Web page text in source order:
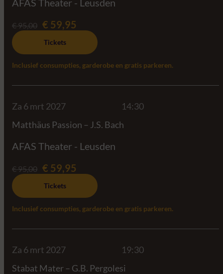
AFAS Theater - Leusden
€ 95,00 € 59,95
Tickets
Inclusief consumpties, garderobe en gratis parkeren.
Za 6 mrt 2027
14:30
Matthäus Passion – J.S. Bach
AFAS Theater - Leusden
€ 95,00 € 59,95
Tickets
Inclusief consumpties, garderobe en gratis parkeren.
Za 6 mrt 2027
19:30
Stabat Mater – G.B. Pergolesi